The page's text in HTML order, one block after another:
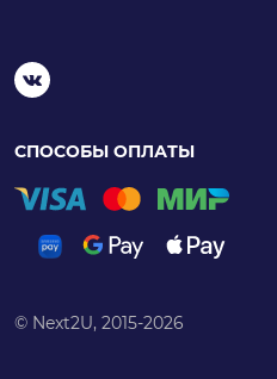
СПОСОБЫ ОПЛАТЫ
© Next2U, 2015-2026